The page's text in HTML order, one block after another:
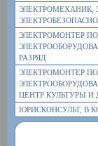
ЭЛЕКТРОМЕХАНИК,
ЭЛЕКТРОМОНТЕР
РАЗРЯД
ЭЛЕКТРОМОНТЕР
ЦЕНТР КУЛЬТУРЫ И
ЮРИСКОНСУЛЬТ, В